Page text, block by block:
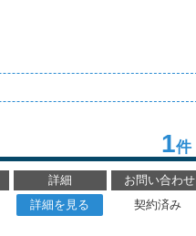
1件
詳細
お問い合わせ
詳細を見る
契約済み